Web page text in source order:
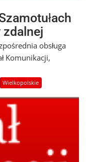
obsługa
Komunikacji,
Wielkopolskie